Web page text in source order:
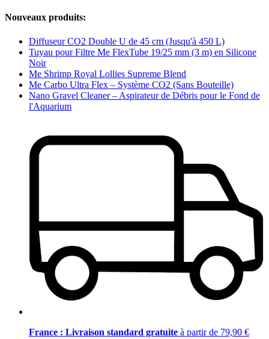
Nouveaux produits:
Diffuseur CO2 Double U de 45 cm (Jusqu'à 450 L)
Tuyau pour Filtre Me FlexTube 19/25 mm (3 m) en Silicone
Noir
Me Shrimp Royal Lollies Supreme Blend
Me Carbo Ultra Flex – Système CO2 (Sans Bouteille)
Nano Gravel Cleaner – Aspirateur de Débris pour le Fond de
l'Aquarium
France : Livraison standard gratuite à partir de 79,90 €